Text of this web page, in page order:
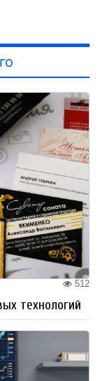
512
технологий